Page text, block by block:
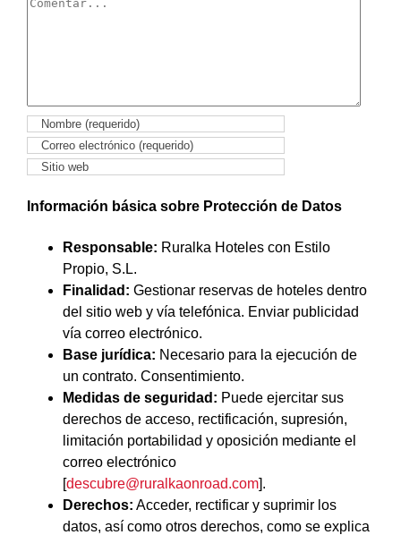
Comentar
Información básica sobre Protección de Datos
Responsable: Ruralka Hoteles con Estilo
Propio, S.L.
Finalidad: Gestionar reservas de hoteles dentro
del sitio web y vía telefónica. Enviar publicidad
vía correo electrónico.
Base jurídica: Necesario para la ejecución de
un contrato. Consentimiento.
Medidas de seguridad: Puede ejercitar sus
derechos de acceso, rectificación, supresión,
limitación portabilidad y oposición mediante el
correo electrónico
[descubre@ruralkaonroad.com].
Derechos: Acceder, rectificar y suprimir los
datos, así como otros derechos, como se explica